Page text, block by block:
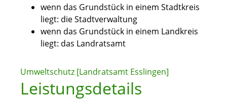
wenn das Grundstück in einem Stadtkreis
liegt: die Stadtverwaltung
wenn das Grundstück in einem Landkreis
liegt: das Landratsamt
Umweltschutz [Landratsamt Esslingen]
Leistungsdetails